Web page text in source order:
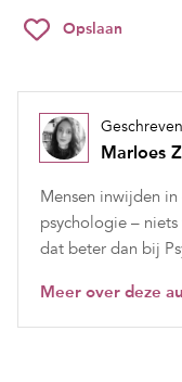
Opslaan
Marloes
Mensen inwijden
psychologie –
dat beter dan bij
Meer over deze